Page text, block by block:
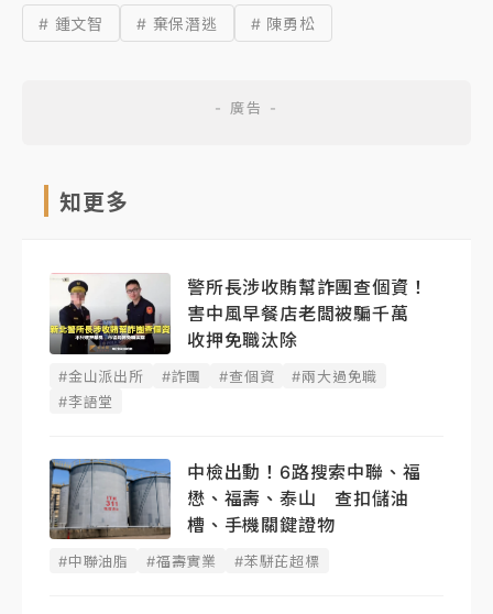
# 鍾文智 # 棄保潛逃 # 陳勇松
知更多
警所長涉收賄幫詐團查個資！
害中風早餐店老闆被騙千萬
收押免職汰除
#金山派出所 #詐團 #查個資
#兩大過免職
#李語堂
中檢出動！6路搜索中聯、福
懋、福壽、泰山 查扣儲油
槽、手機關鍵證物
#中聯油脂 #福壽實業 #苯駢芘超標